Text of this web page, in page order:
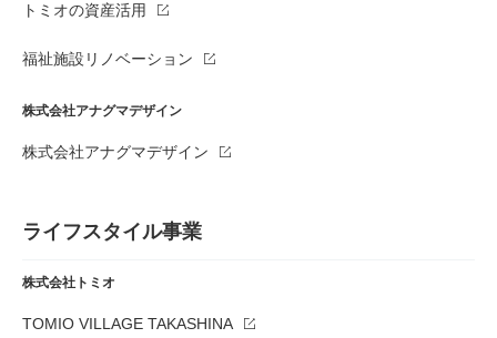
トミオの資産活用
福祉施設リノベーション
株式会社アナグマデザイン
株式会社アナグマデザイン
ライフスタイル事業
株式会社トミオ
TOMIO VILLAGE TAKASHINA